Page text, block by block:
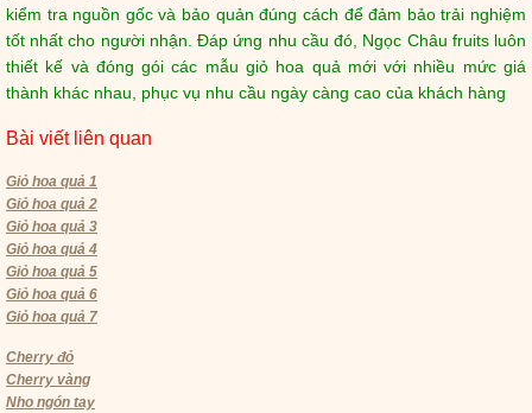
kiểm tra nguồn gốc và bảo quản đúng cách để đảm bảo trải nghiệm
tốt nhất cho người nhận. Đáp ứng nhu cầu đó, Ngọc Châu fruits luôn
thiết kế và đóng gói các mẫu giỏ hoa quả mới với nhiều mức giá
thành khác nhau, phục vụ nhu cầu ngày càng cao của khách hàng
Bài viết liên quan
Giỏ hoa quả 1
Giỏ hoa quả 2
Giỏ hoa quả 3
Giỏ hoa quả 4
Giỏ hoa quả 5
Giỏ hoa quả 6
Giỏ hoa quả 7
Cherry đỏ
Cherry vàng
Nho ngón tay